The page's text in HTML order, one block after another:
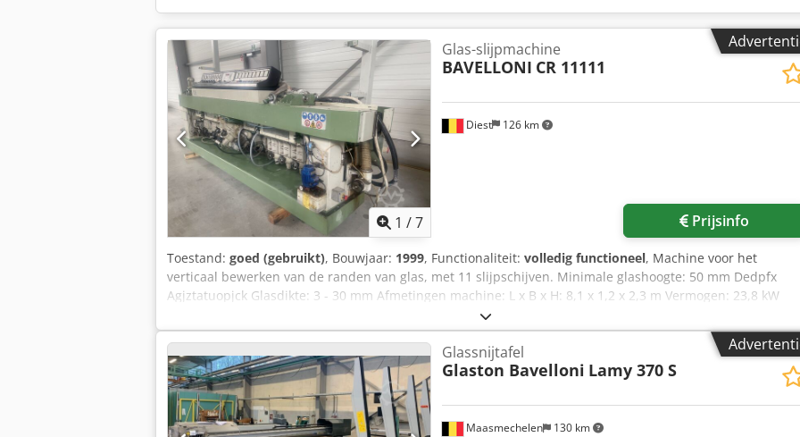
1 /7
Diest 126 km
Glas-slijpmachine
BAVELLONI CR 11111
Prijsinfo
Toestand: goed (gebruikt), Bouwjaar: 1999, Functionaliteit: volledig functioneel, Machine voor het
verticaal bewerken van de randen van glas, met 11 slijpschijven. Minimale glashoogte: 50 mm Dedpfx
Agjztatuopjck Glasdikte: 3 - 30 mm Afmetingen machine: L x B x H: 8,1 x 1,2 x 2,3 m Vermogen: 23,8 kW
Gewicht: 4150 kg Gereviseerde machine, bouwjaar 2018. Wij zijn op zoek naar afnemers buiten de EU.
Lage prijs.
Maasmechelen 130 km
Glassnijtafel
Glaston Bavelloni Lamy 370 S